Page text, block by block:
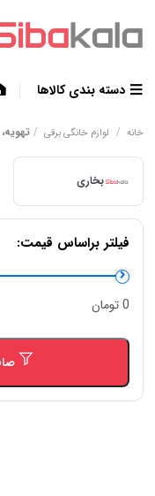
دسته بندی کالاها
خانه / لوازم خانگی برقی /
بخاری
فیلتر براساس قیمت:
حداقل
قیمت
حداكثر
قيمت
0 تومان